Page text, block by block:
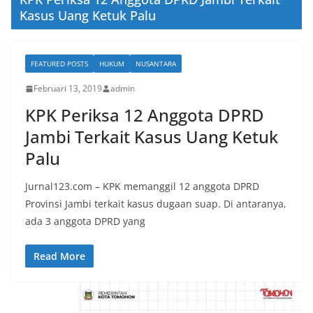
Kasus Uang Ketuk Palu
FEATURED POSTS HUKUM NUSANTARA
Februari 13, 2019 admin
KPK Periksa 12 Anggota DPRD
Jambi Terkait Kasus Uang Ketuk
Palu
Jurnal123.com – KPK memanggil 12 anggota DPRD
Provinsi Jambi terkait kasus dugaan suap. Di antaranya,
ada 3 anggota DPRD yang
Read More